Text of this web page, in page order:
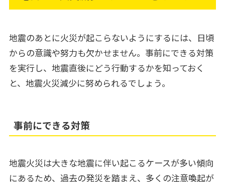
地震のあとに火災が起こらないようにするには、日頃
からの意識や努力も欠かせません。事前にできる対策
を実行し、地震直後にどう行動するかを知っておく
と、地震火災減少に努められるでしょう。
事前にできる対策
地震火災は大きな地震に伴い起こるケースが多い傾向
にあるため、過去の発災を踏まえ、多くの注意喚起が